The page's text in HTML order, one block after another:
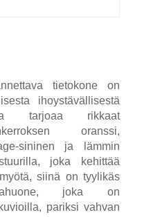
tietokone on
ihoystävällisestä
tarjoaa rikkaat
oranssi,
sininen ja lämmin
joka kehittää
siinä on tyylikäs
joka on
pariksi vahvan